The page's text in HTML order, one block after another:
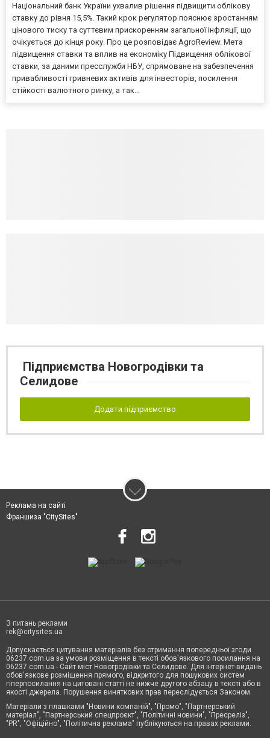
Національний банк України ухвалив рішення підвищити облікову
ставку до рівня 15,5%. Такий крок регулятор пояснює зростанням
цінового тиску та суттєвим прискоренням загальної інфляції, що
очікується до кінця року. Про це розповідає AgroReview. Мета
підвищення ставки та вплив на економіку Підвищення облікової
ставки, за даними пресслужби НБУ, спрямоване на забезпечення
привабливості гривневих активів для інвесторів, посилення
стійкості валютного ринку, а так...
Підприємства Новогродівки та
Селидове
Додати підприємство
Реклама на сайті
Франшиза "CitySites"
З питань реклами
rek@citysites.ua
Допускається цитування матеріалів без отримання попередньої згоди
06237.com.ua за умови розміщення в тексті обов'язкового посилання на
06237.com.ua - Сайт міст Новогродівки та Селидове. Для інтернет-видань
обов'язкове розміщення прямого, відкритого для пошукових систем
гіперпосилання на цитовані статті не нижче другого абзацу в тексті або в
якості джерела. Порушення виняткових прав переслідується Законом.
Матеріали з плашками "Новини компаній", "Промо", "Партнерський
матеріал", "Партнерський спецпроєкт", "Політичні новини", "Пресреліз",
"PR", "Офіційно", "Політична реклама" публікуються на правах реклами.